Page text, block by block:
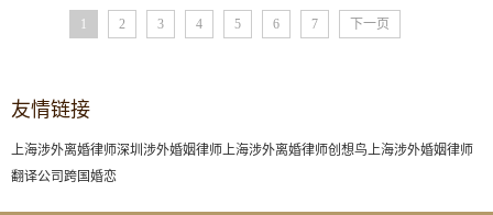
1 2 3 4 5 6 7 下一页
友情链接
上海涉外离婚律师深圳涉外婚姻律师 上海涉外离婚律师创想鸟 上海涉外婚姻律师
翻译公司 跨国婚恋